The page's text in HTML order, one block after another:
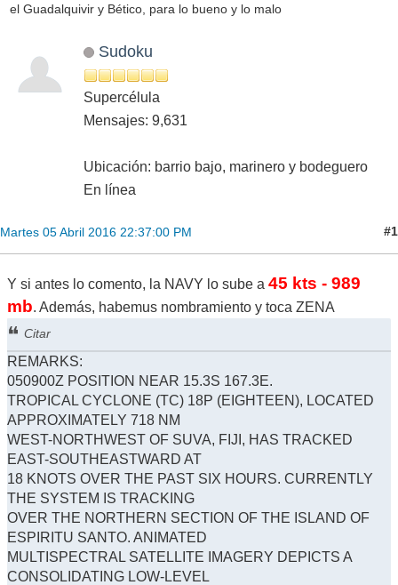
el Guadalquivir y Bético, para lo bueno y lo malo
Sudoku
Supercélula
Mensajes: 9,631
Ubicación: barrio bajo, marinero y bodeguero
En línea
Martes 05 Abril 2016 22:37:00 PM #1
Y si antes lo comento, la NAVY lo sube a 45 kts - 989
mb. Además, habemus nombramiento y toca ZENA
Citar
REMARKS:
050900Z POSITION NEAR 15.3S 167.3E.
TROPICAL CYCLONE (TC) 18P (EIGHTEEN), LOCATED
APPROXIMATELY 718 NM
WEST-NORTHWEST OF SUVA, FIJI, HAS TRACKED
EAST-SOUTHEASTWARD AT
18 KNOTS OVER THE PAST SIX HOURS. CURRENTLY
THE SYSTEM IS TRACKING
OVER THE NORTHERN SECTION OF THE ISLAND OF
ESPIRITU SANTO. ANIMATED
MULTISPECTRAL SATELLITE IMAGERY DEPICTS A
CONSOLIDATING LOW-LEVEL